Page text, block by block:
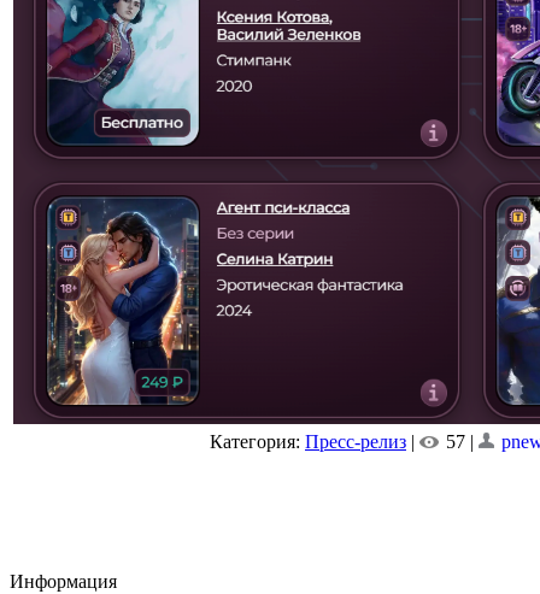
Категория: Пресс-релиз | 57 |
Информация